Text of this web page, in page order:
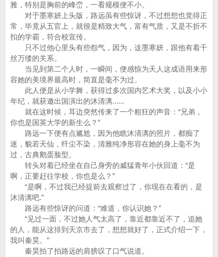
雅，特别是胸前的峰峦，一看规模便不小。
对于墨寒妍上头版，路远虽有些惊讶，不过想想也觉得正
常，毕竟从五官上，就很是精致大气，富有气质，又是不折不
扣的学霸，符合校宣传。
只不过他心里头有些怨气，因为，这墨寒妍，跟他有着千
丝万缕的关系。
当见到第二个人时，一瞬间，便感惊为天人这成语用来形
容她的美境界最高时，简直是毫不为过。
此人便是从小学舞，获得过多次国内艺术大奖，以及小小
年纪，就获邀出国演出的沐清漓......
就在这时候，耳边突然传来了一个粗狂的声音：“兄弟，
你也是国英大学的新生么？”
路远一下便有点尴尬，因为他瞧沐清漓的照片，都痴了
迷，貌若天仙，纤尘不染，清雅纯净形容在她的身上毫不为
过，古典鹅蛋脸型。
转头对着已经坐在自己身旁的威猛青年小伙回道：“是
啊，正要赶往学校，你也是么？”
“是啊，不过我已经提前去观察过了，你现在在看的，是
沐清漓吧.”
路远有些惊讶的问道：“难道，你认识她？”
“见过一面，不过她人气太高了，靠近都靠近不了，追她
的人，能从这排到天京市去了，想想就好了，正式介绍一下，
我叫秦昊。”
秦昊拍了拍路远的肩膀叹了口气说道。